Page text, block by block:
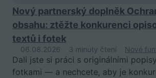
Nový partnerský doplněk
obsahu: ztěžte konkurenci
textů i fotek
06.08.2026 3 minuty čtení Nové
Dali jste si práci s originálními
fotkami — a nechcete, aby je